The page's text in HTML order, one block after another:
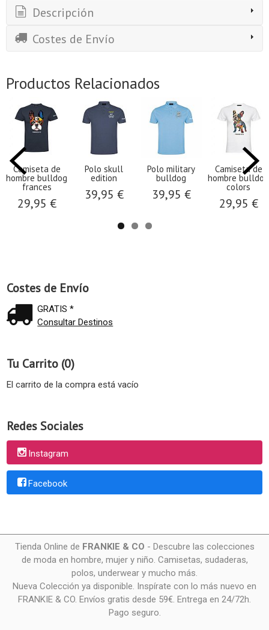
Costes de Envío
GRATIS *
Consultar Destinos
Tu Carrito (0)
El carrito de la compra está vacío
Redes Sociales
Instagram
Facebook
Descripción
Costes de Envío
Productos Relacionados
Camiseta de
hombre bulldog
frances
29,95 €
Polo skull
edition
39,95 €
Polo military
bulldog
39,95 €
Camiseta de
hombre bulldog
colors
29,95 €
Tienda Online de FRANKIE & CO - Descubre las colecciones
de moda en hombre, mujer y niño. Camisetas, sudaderas,
polos, underwear y mucho más.
Nueva Colección ya disponible. Inspírate con lo más nuevo en
FRANKIE & CO. Envíos gratis desde 59€. Entrega en 24/72h.
Pago seguro.